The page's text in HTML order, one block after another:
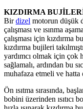
KIZDIRMA
Birdizel motorun düşük
çalışması ve ısınma
çalışması için kızdırma
kızdırma bujileri
yardımcı olmak için çok
sağlamalı, ardından bu
muhafaza etmeli ve hatta
Ön ısıtma sırasında,
bobini üzerinden ısıtıcı